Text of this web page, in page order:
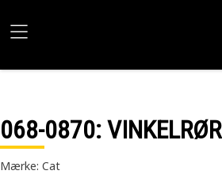
068-0870: VINKELRØR
Mærke: Cat